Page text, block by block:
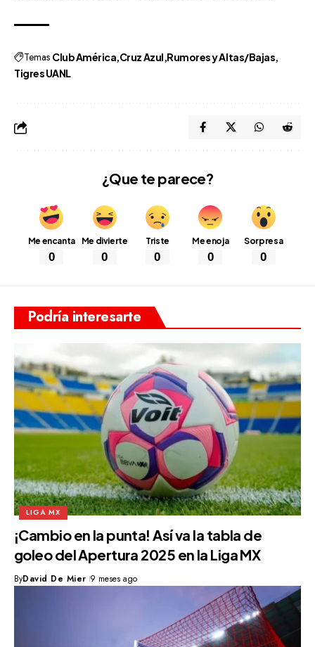
Temas Club América Cruz Azul Rumores y Altas/Bajas
Tigres UANL
¿Que te parece?
Me encanta
0
Me divierte
0
Triste
0
Me enoja
0
Sorpresa
0
Podría interesarte
LIGA MX
¡Cambio en la punta! Así va la tabla de
goleo del Apertura 2025 en la Liga MX
ByDavid De Mier 9 meses ago